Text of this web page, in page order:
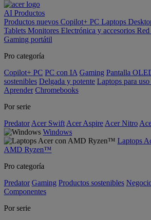
AI Productos
Productos nuevos Copilot+ PC Laptops
Tablets Monitores Electrónica y accesorios Red
Gaming portátil
Pro categoría
Copilot+ PC PC con IA Gaming Pantalla
sostenibles Delgada y potente Laptops para
Aprender Chromebooks
Por serie
Predator Acer Swift Acer Aspire Acer Nitro
Windows
Laptops
AMD Ryzen™
Pro categoría
Predator Gaming Productos sostenibles
Componentes
Por serie